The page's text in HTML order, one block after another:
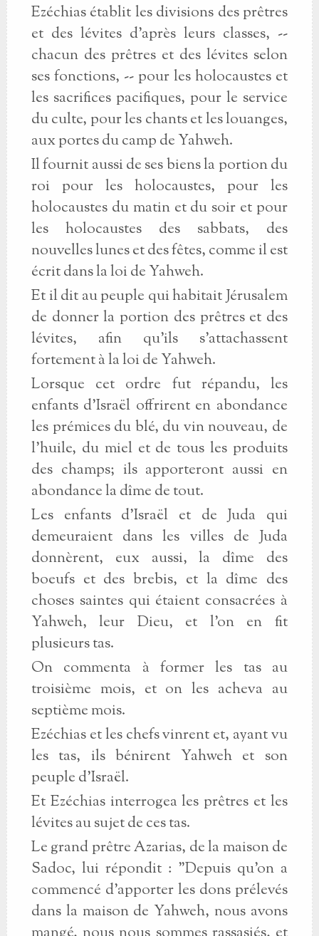
Ezéchias établit les divisions des prêtres
et des lévites d'après leurs classes, --
chacun des prêtres et des lévites selon
ses fonctions, -- pour les holocaustes et
les sacrifices pacifiques, pour le service
du culte, pour les chants et les louanges,
aux portes du camp de Yahweh.
Il fournit aussi de ses biens la portion du
roi pour les holocaustes, pour les
holocaustes du matin et du soir et pour
les holocaustes des sabbats, des
nouvelles lunes et des fêtes, comme il est
écrit dans la loi de Yahweh.
Et il dit au peuple qui habitait Jérusalem
de donner la portion des prêtres et des
lévites, afin qu'ils s'attachassent
fortement à la loi de Yahweh.
Lorsque cet ordre fut répandu, les
enfants d'Israël offrirent en abondance
les prémices du blé, du vin nouveau, de
l'huile, du miel et de tous les produits
des champs; ils apporteront aussi en
abondance la dîme de tout.
Les enfants d'Israël et de Juda qui
demeuraient dans les villes de Juda
donnèrent, eux aussi, la dîme des
boeufs et des brebis, et la dîme des
choses saintes qui étaient consacrées à
Yahweh, leur Dieu, et l'on en fit
plusieurs tas.
On commenta à former les tas au
troisième mois, et on les acheva au
septième mois.
Ezéchias et les chefs vinrent et, ayant vu
les tas, ils bénirent Yahweh et son
peuple d'Israël.
Et Ezéchias interrogea les prêtres et les
lévites au sujet de ces tas.
Le grand prêtre Azarias, de la maison de
Sadoc, lui répondit : "Depuis qu'on a
commencé d'apporter les dons prélevés
dans la maison de Yahweh, nous avons